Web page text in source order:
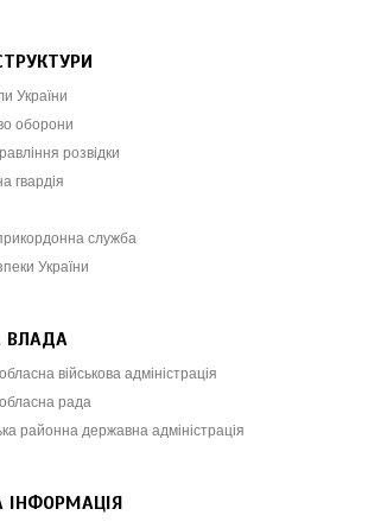
України
оборони
розвідки
гвардія
служба
України
ВЛАДА
військова адміністрація
рада
районна державна адміністрація
ІНФОРМАЦІЯ